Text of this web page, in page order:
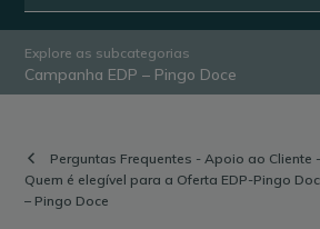
Explore as subcategorias
Campanha EDP – Pingo Doce
Perguntas Frequentes - Apoio ao Cliente
Quem é elegível para a Oferta EDP-Pingo
– Pingo Doce